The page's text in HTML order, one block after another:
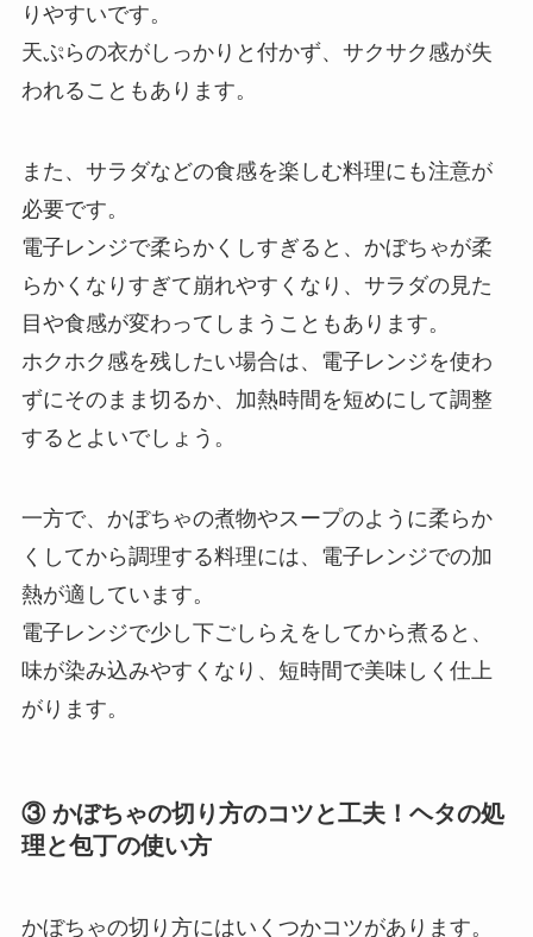
りやすいです。
天ぷらの衣がしっかりと付かず、サクサク感が失
われることもあります。
また、サラダなどの食感を楽しむ料理にも注意が
必要です。
電子レンジで柔らかくしすぎると、かぼちゃが柔
らかくなりすぎて崩れやすくなり、サラダの見た
目や食感が変わってしまうこともあります。
ホクホク感を残したい場合は、電子レンジを使わ
ずにそのまま切るか、加熱時間を短めにして調整
するとよいでしょう。
一方で、かぼちゃの煮物やスープのように柔らか
くしてから調理する料理には、電子レンジでの加
熱が適しています。
電子レンジで少し下ごしらえをしてから煮ると、
味が染み込みやすくなり、短時間で美味しく仕上
がります。
③ かぼちゃの切り方のコツと工夫！ヘタの処
理と包丁の使い方
かぼちゃの切り方にはいくつかコツがあります。